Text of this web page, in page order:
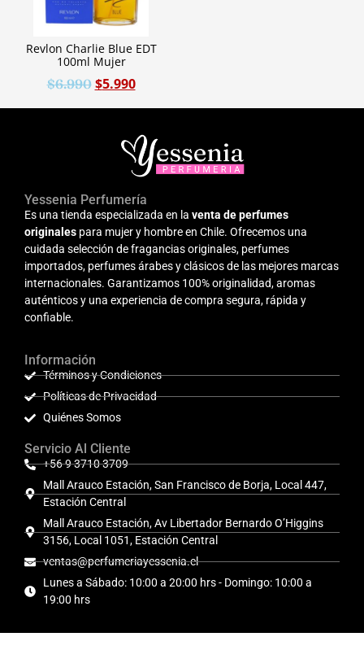
Revlon Charlie Blue EDT
100ml Mujer
$6.990 $5.990
Yessenia Perfumería
Es una tienda especializada en la venta de perfumes
originales para mujer y hombre en Chile. Ofrecemos una
cuidada selección de fragancias originales, perfumes
importados, perfumes árabes y clásicos de las mejores marcas
internacionales. Garantizamos 100% originalidad, aromas
auténticos y una experiencia de compra segura, rápida y
confiable.
Información
Términos y Condiciones
Políticas de Privacidad
Quiénes Somos
Servicio Al Cliente
+56 9 3710 3709
Mall Arauco Estación, San Francisco de Borja, Local 447,
Estación Central
Mall Arauco Estación, Av Libertador Bernardo O’Higgins
3156, Local 1051, Estación Central
ventas@perfumeriayessenia.cl
Lunes a Sábado: 10:00 a 20:00 hrs - Domingo: 10:00 a
19:00 hrs